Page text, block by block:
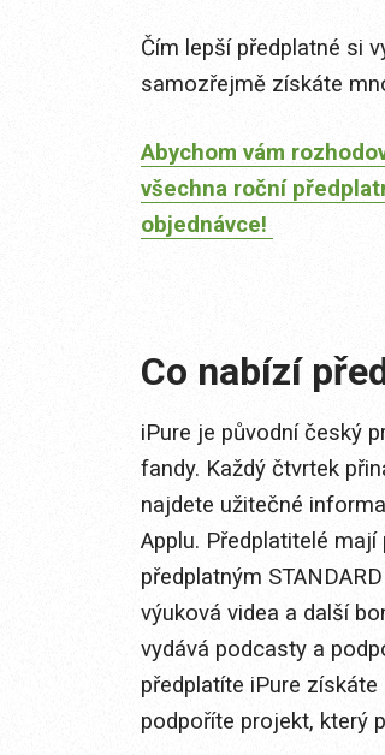
Čím lepší předplatné si
samozřejmě získáte
Abychom vám
všechna roční
objednávce!
Co nabízí
iPure je původní český
fandy. Každý čtvrtek
najdete užitečné
Applu. Předplatitelé
předplatným
výuková videa a další
vydává podcasty a
předplatíte iPure
podpoříte projekt, který